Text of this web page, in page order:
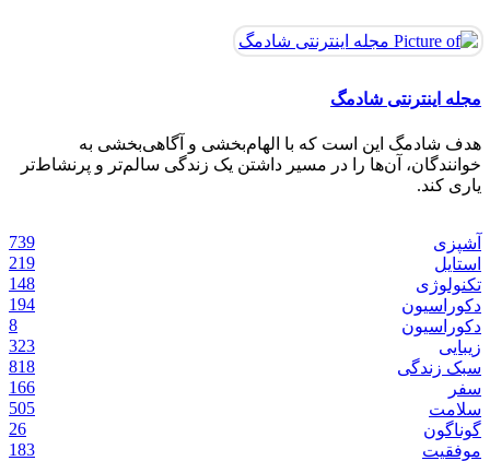
مجله اینترنتی شادمگ
هدف شادمگ این است که با الهام‌بخشی و آگاهی‌بخشی به
خوانندگان، آن‌ها را در مسیر داشتن یک زندگی سالم‌تر و پرنشاط‌تر
یاری کند.
۱۰ نوشیدنی خنک با قهوه که باید امتحان کنید
آشپزی
قهوه‌ ای اسپرسو؛ رنگ جدید دنیای مد
استایل
ساخت کرم پودر با ارد گندم در ۵ دقیقه مناسب
انواع پوست‌ + روش تهیه
زیبایی
طرح ناخن شیک و باکلاس تابستانی دخترانه برای
روزمره
زیبایی
ماسک امگا 3 برای پوست ؛ مقوی ترین ماسک
خانگی
زیبایی
درمان کم پشتی ابرو با 6 ماده ی خانگی ساده
زیبایی
آشپزی
739
استایل
219
تکنولوژی
148
دکوراسیون
194
دکوراسیون
8
زیبایی
323
سبک زندگی
818
سفر
166
سلامت
505
گوناگون
26
موفقیت
183